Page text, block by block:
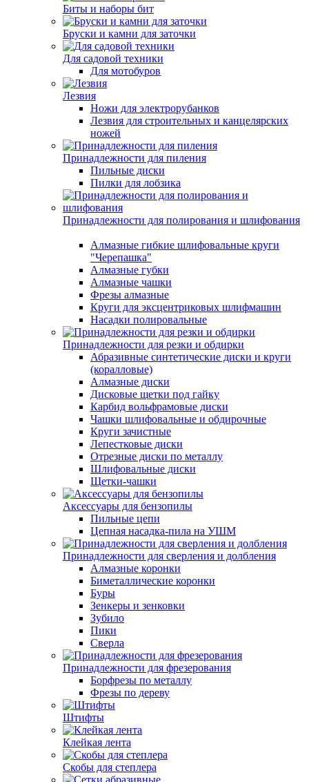
Биты и наборы бит
Бруски и камни для заточки
Для садовой техники
Для мотобуров
Лезвия
Ножи для электрорубанков
Лезвия для строительных и канцелярских
ножей
Принадлежности для пиления
Пильные диски
Пилки для лобзика
Принадлежности для полирования и шлифования
Алмазные гибкие шлифовальные круги
"Черепашка"
Алмазные губки
Алмазные чашки
Фрезы алмазные
Круги для эксцентриковых шлифмашин
Насадки полировальные
Принадлежности для резки и обдирки
Абразивные синтетические диски и круги
(коралловые)
Алмазные диски
Дисковые щетки под гайку
Карбид вольфрамовые диски
Чашки шлифовальные и обдирочные
Круги зачистные
Лепестковые диски
Отрезные диски по металлу
Шлифовальные диски
Щетки-чашки
Аксессуары для бензопилы
Пильные цепи
Цепная насадка-пила на УШМ
Принадлежности для сверления и долбления
Алмазные коронки
Биметаллические коронки
Буры
Зенкеры и зенковки
Зубило
Пики
Сверла
Принадлежности для фрезерования
Борфрезы по металлу
Фрезы по дереву
Штифты
Клейкая лента
Скобы для степлера